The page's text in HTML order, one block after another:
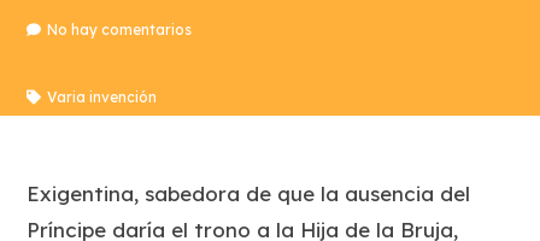
No hay comentarios
Varia invención
Exigentina, sabedora de que la ausencia del
Príncipe daría el trono a la Hija de la Bruja,